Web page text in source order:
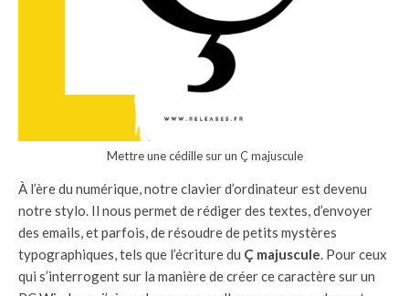
Mettre une cédille sur un Ç majuscule
À l’ère du numérique, notre clavier d’ordinateur est devenu
notre stylo. Il nous permet de rédiger des textes, d’envoyer
des emails, et parfois, de résoudre de petits mystères
typographiques, tels que l’écriture du Ç majuscule. Pour ceux
qui s’interrogent sur la manière de créer ce caractère sur un